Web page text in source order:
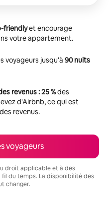
friendlyet encourage
votre appartement.
voyageurs jusqu'à 90 nuits
revenus : 25 %des
d'Airbnb, ce qui est
revenus.
voyageurs
droit applicable et à des
du temps. La disponibilité des
changer.